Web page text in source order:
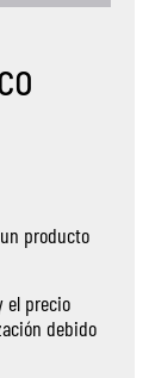
producto
el precio
debido